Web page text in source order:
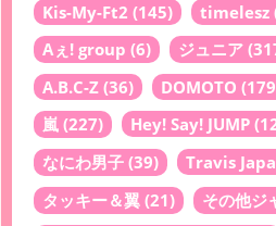
Kis-My-Ft2 (145) timelesz
Aぇ! group (6) ジュニア
A.B.C-Z (36) DOMOTO
嵐 (227) Hey! Say! JUMP
なにわ男子 (39) Travis
タッキー＆翼 (21) その他ジ